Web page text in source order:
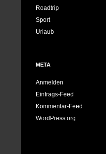
Roadtrip
Sport
Urlaub
META
Anmelden
Eintrags-Feed
Kommentar-Feed
WordPress.org